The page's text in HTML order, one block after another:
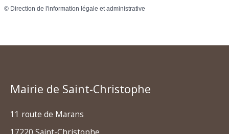
© Direction de l'information légale et administrative
Mairie de Saint-Christophe
11 route de Marans